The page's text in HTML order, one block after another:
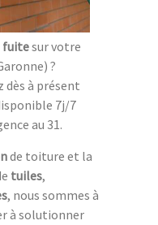
fuitesur votre
?
à présent
7j/7
au 31.
de toiture et la
tuiles,
, nous sommes à
à solutionner